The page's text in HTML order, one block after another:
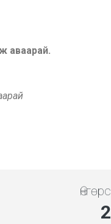
аваарай.